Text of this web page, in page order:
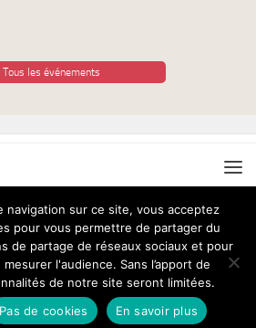
Tous les événements
© 2026. Tous droits réservés.
navigation sur ce site, vous acceptez
pour vous permettre de partager du
de partage de réseaux sociaux et pour
l'audience. Sans l’apport de
de notre site seront limitées.
Pas de cookies En savoir plus